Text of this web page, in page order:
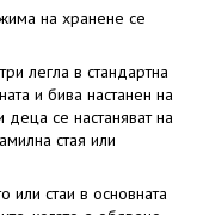
на хранене се
легла в стандартна
и бива настанен на
деца се настаняват на
стая или
или стаи в основната